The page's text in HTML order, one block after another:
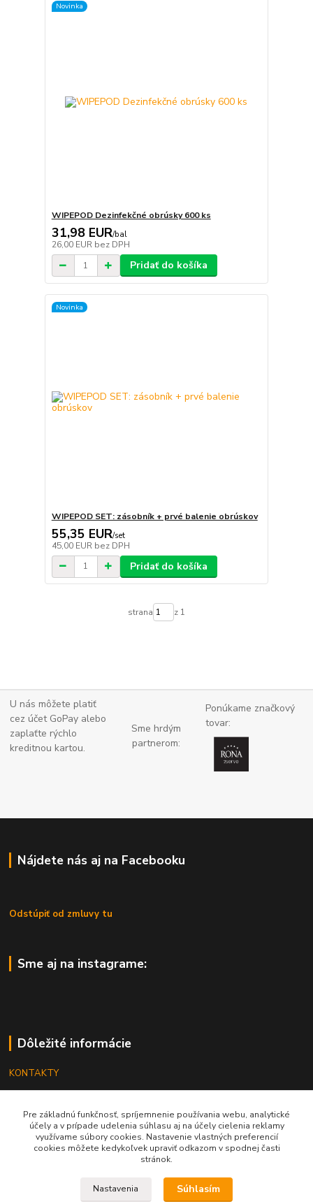
Novinka
WIPEPOD Dezinfekčné obrúsky 600 ks
31,98 EUR/bal
26,00 EUR bez DPH
Pridať do košíka
Novinka
WIPEPOD SET: zásobník + prvé balenie obrúskov
55,35 EUR/set
45,00 EUR bez DPH
Pridať do košíka
strana z 1
U nás môžete platiť
cez účet GoPay alebo
zaplaťte rýchlo
kreditnou kartou.
Sme hrdým
partnerom:
Ponúkame značkový
tovar:
Nájdete nás aj na Facebooku
Odstúpiť od zmluvy tu
Sme aj na instagrame:
Dôležité informácie
KONTAKTY
REKLAMÁCIE
KATALÓGY
Pre základnú funkčnosť, spríjemnenie používania webu, analytické
účely a v prípade udelenia súhlasu aj na účely cielenia reklamy
využívame súbory cookies. Nastavenie vlastných preferencií
cookies môžete kedykoľvek upraviť odkazom v spodnej časti
stránok.
Nastavenia Súhlasím